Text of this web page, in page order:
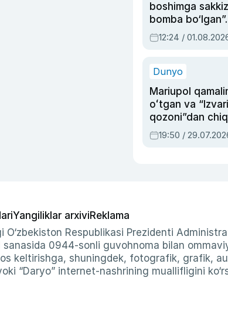
boshimga
bomba
Oripovni siyosiy
ayblovlardan
12:24 /
Dunyo
Mariupol
oʻtgan va
qozoni”dan
qahramon —
armiyasi bosh
19:50 /
Yangiliklar arxiviReklama
Respublikasi Prezidenti
0944-sonli guvohnoma bilan
keltirishga, shuningdek, fotografik, grafik,
“Daryo” internet-nashrining muallifligini